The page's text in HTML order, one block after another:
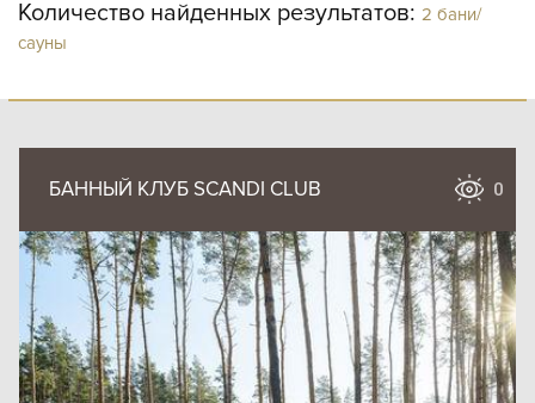
Количество найденных результатов: 2 бани/
сауны
БАННЫЙ КЛУБ SCANDI CLUB 0